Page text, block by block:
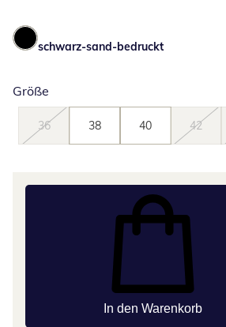
schwarz-sand-bedruckt
Größe
36 38 40 42
In den Warenkorb